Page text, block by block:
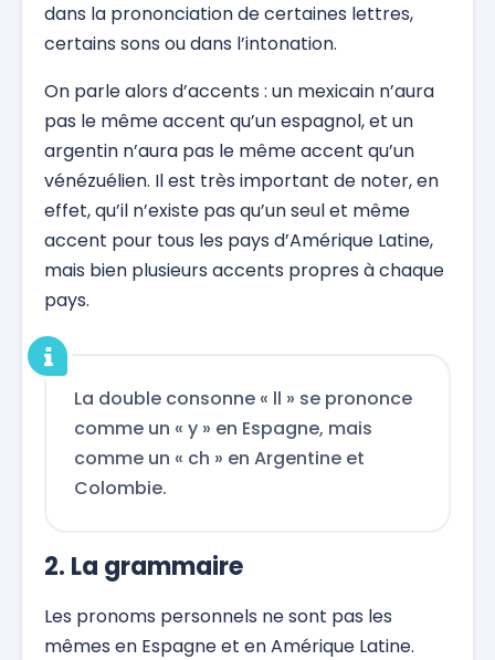
dans la prononciation de certaines lettres,
certains sons ou dans l’intonation.
On parle alors d’accents : un mexicain n’aura
pas le même accent qu’un espagnol, et un
argentin n’aura pas le même accent qu’un
vénézuélien. Il est très important de noter, en
effet, qu’il n’existe pas qu’un seul et même
accent pour tous les pays d’Amérique Latine,
mais bien plusieurs accents propres à chaque
pays.
La double consonne « ll » se prononce
comme un « y » en Espagne, mais
comme un « ch » en Argentine et
Colombie.
2. La grammaire
Les pronoms personnels ne sont pas les
mêmes en Espagne et en Amérique Latine.